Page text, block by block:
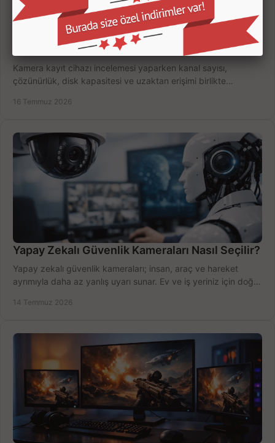
Kamera Kayıt Cihazı İncelemesi Nasıl Yapılır?
Kamera kayıt cihazı incelemesi yaparken kanal sayısı,
çözünürlük, disk kapasitesi ve uzaktan erişimi birlikte
16 Temmuz 2026
Yapay Zekalı Güvenlik Kameraları Nasıl Seçilir?
Yapay zekalı güvenlik kameraları; insan, araç ve hareket
ayrımıyla daha az yanlış uyarı sunar. Ev ve iş yeriniz için doğru
14 Temmuz 2026